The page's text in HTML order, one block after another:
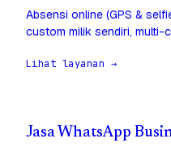
Absensi online (GPS &
custom milik sendiri, multi-
Lihat layanan →
Jasa WhatsApp